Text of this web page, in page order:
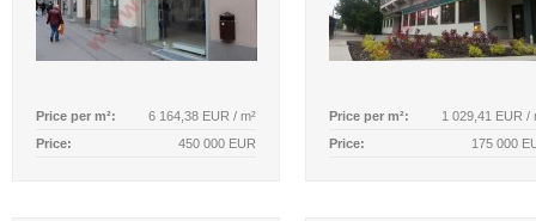
Price per m²:
6 164,38 EUR / m²
Price:
450 000 EUR
Price per m²:
1 029,41 EUR /
Price:
175 000